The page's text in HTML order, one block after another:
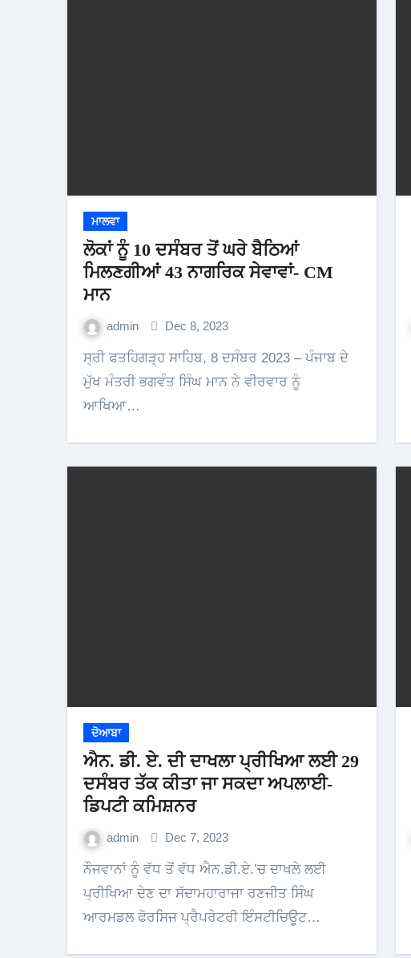
ਮਾਲਵਾ
ਲੋਕਾਂ ਨੂੰ 10 ਦਸੰਬਰ ਤੋਂ ਘਰੇ ਬੈਠਿਆਂ
ਮਿਲਣਗੀਆਂ 43 ਨਾਗਰਿਕ ਸੇਵਾਵਾਂ- CM
ਮਾਨ
admin Dec 8, 2023
ਸ੍ਰੀ ਫਤਹਿਗੜ੍ਹ ਸਾਹਿਬ, 8 ਦਸੰਬਰ 2023 – ਪੰਜਾਬ ਦੇ
ਮੁੱਖ ਮੰਤਰੀ ਭਗਵੰਤ ਸਿੰਘ ਮਾਨ ਨੇ ਵੀਰਵਾਰ ਨੂੰ
ਆਖਿਆ…
ਦੋਆਬਾ
ਐਨ. ਡੀ. ਏ. ਦੀ ਦਾਖਲਾ ਪ੍ਰੀਖਿਆ ਲਈ 29
ਦਸੰਬਰ ਤੱਕ ਕੀਤਾ ਜਾ ਸਕਦਾ ਅਪਲਾਈ-
ਡਿਪਟੀ ਕਮਿਸ਼ਨਰ
admin Dec 7, 2023
ਨੌਜਵਾਨਾਂ ਨੂੰ ਵੱਧ ਤੋਂ ਵੱਧ ਐਨ.ਡੀ.ਏ.’ਚ ਦਾਖਲੇ ਲਈ
ਪ੍ਰੀਖਿਆ ਦੇਣ ਦਾ ਸੱਦਾਮਹਾਰਾਜਾ ਰਣਜੀਤ ਸਿੰਘ
ਆਰਮਡਲ ਫੋਰਸਿਜ ਪ੍ਰੈਪਰੇਟਰੀ ਇੰਸਟੀਚਿਊਟ…